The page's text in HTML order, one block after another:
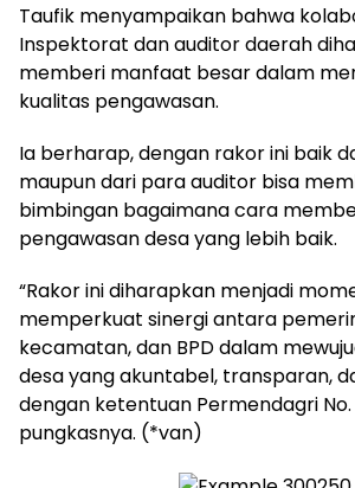
Taufik menyampaikan bahwa
Inspektorat dan auditor daerah
memberi manfaat besar dalam
kualitas pengawasan.
Ia berharap, dengan rakor ini baik
maupun dari para auditor bisa
bimbingan bagaimana cara
pengawasan desa yang lebih baik.
“Rakor ini diharapkan menjadi
memperkuat sinergi antara
kecamatan, dan BPD dalam
desa yang akuntabel, transparan,
dengan ketentuan Permendagri No.
pungkasnya. (*van)